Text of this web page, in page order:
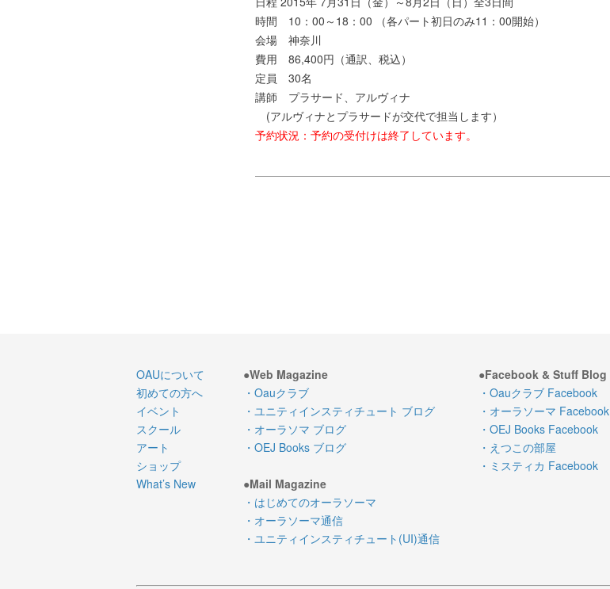
時間 10：00～18：00 （各パート初日のみ11：00開始）
会場 神奈川
費用 86,400円（通訳、税込）
定員 30名
講師 プラサード、アルヴィナ
(アルヴィナとプラサードが交代で担当します）
予約状況：予約の受付けは終了しています。
OAUについて
初めての方へ
イベント
スクール
アート
ショップ
What’s New
●Web Magazine
・Oauクラブ
・ユニティインスティチュート ブログ
・オーラソマ ブログ
・OEJ Books ブログ
●Mail Magazine
・はじめてのオーラソーマ
・オーラソーマ通信
・ユニティインスティチュート(UI)通信
●Facebook & Stuff Blog
・Oauクラブ Facebook
・オーラソーマ Facebook
・OEJ Books Facebook
・えつこの部屋
・ミスティカ Facebook